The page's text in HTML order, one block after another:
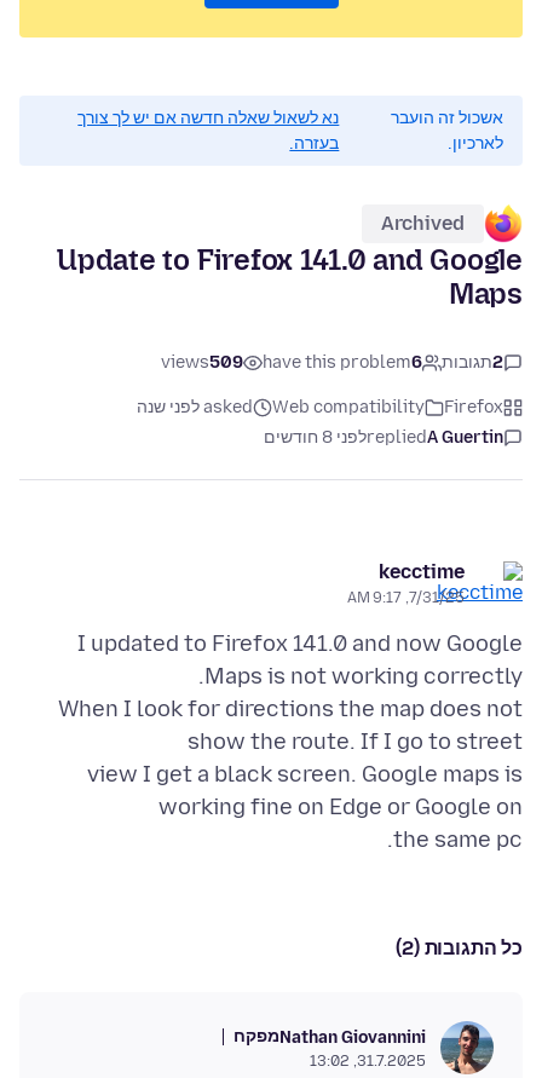
אשכול זה הועבר
לארכיון.
נא לשאול שאלה חדשה אם יש לך צורך
בעזרה.
Archived
Update to Firefox 141.0 and Google
Maps
2תגובות 6
have this problem
509
views
Firefox
Web compatibility
asked לפני שנה
A Guertin
repliedלפני 8 חודשים
kecctime
7/31/25, 9:17 AM
I updated to Firefox 141.0 and now Google
When I look for directions the map does not
view I get a black screen. Google maps is
the same pc.
כל התגובות (2)
Nathan Giovanniniמפקח
31.7.2025, 13:02